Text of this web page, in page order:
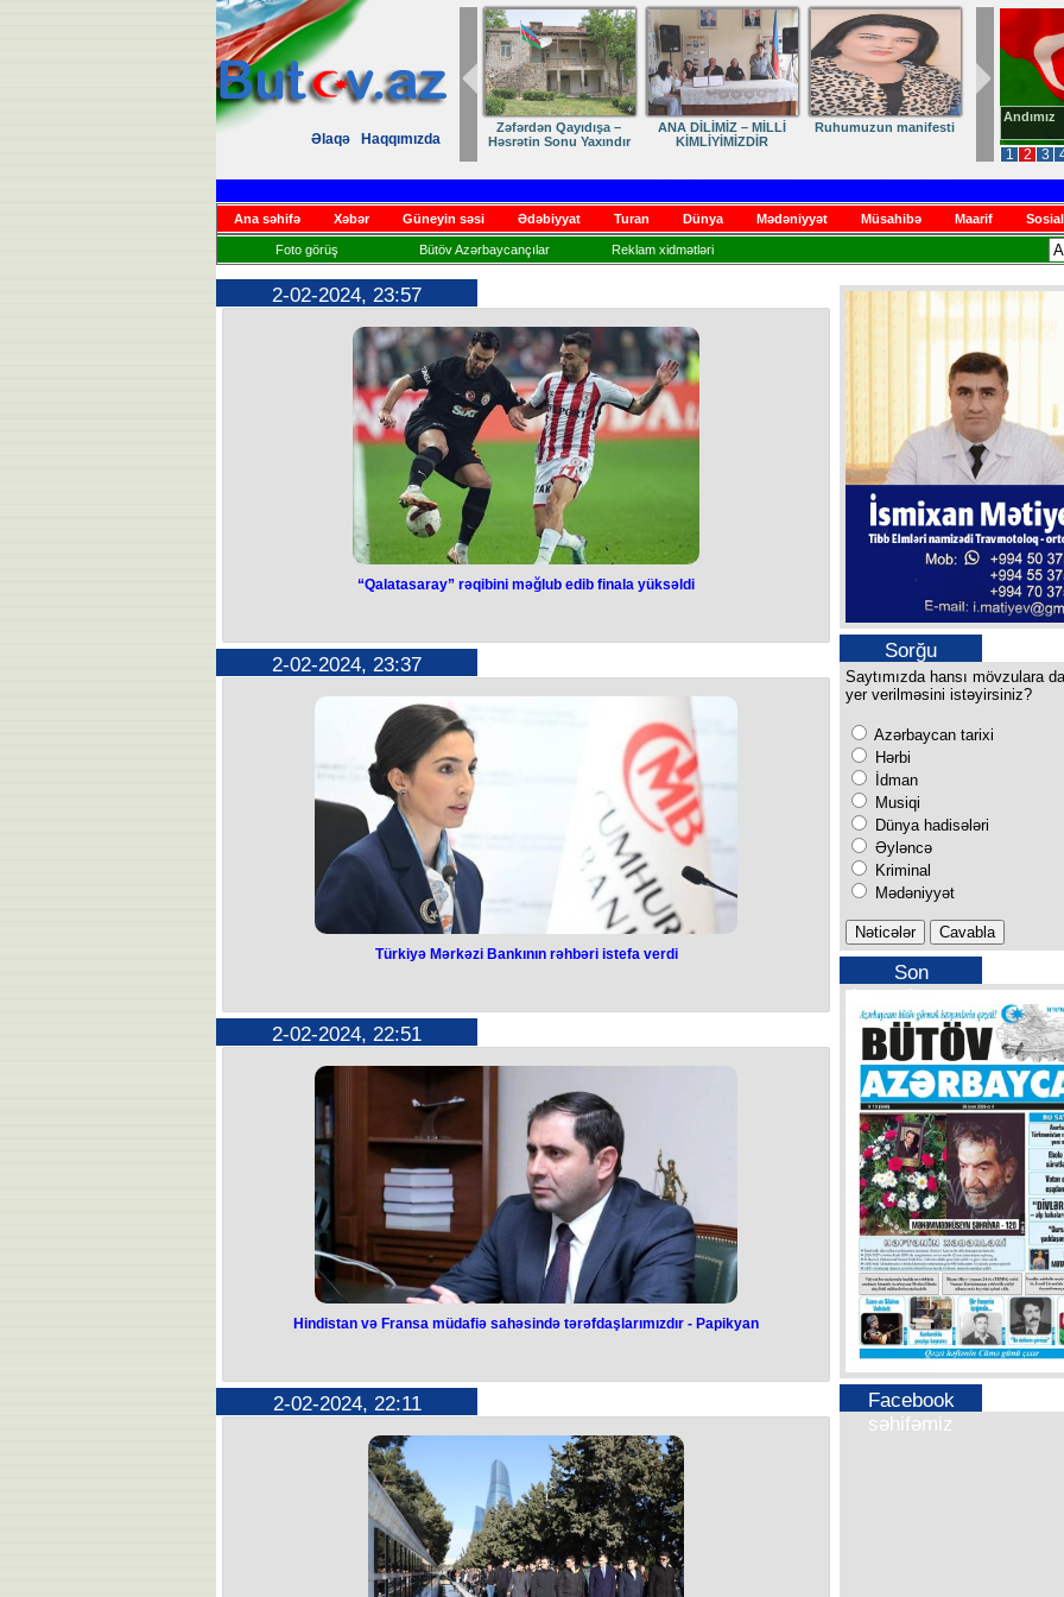
Əlaqə
Haqqımızda
1 2 3
Andımız
Zəfərdən Qayıdışa –
Həsrətin Sonu Yaxındır
ANA DİLİMİZ – MİLLİ
KİMLİYİMİZDİR
Ruhumuzun manifesti
Ana səhifə Xəbər Güneyin səsi Ədəbiyyat Turan Dünya Mədəniyyət Müsahibə Maarif
Foto görüş Bütöv Azərbaycançılar Reklam xidmətləri
2-02-2024, 23:57
edib finala yüksəldi
İlk oyun günündə üç qarşılaşma baş tutub.
Çempionluq mübarizəsi aparan "Qalatasaray" səfərdə "Samsunspor"la
üz-üzə gəlib. Görüş qonaqların 2:0 hesablı qələbəsi ilə yekunlaşıb.
İstanbul nəhənginin heyətində 5-ci dəqiqədə Viktor Nelson hesabı açıb.
Barış Yılmaz 11-ci dəqiqədə matçın yekun nəticəsini müəyyənləşdirib.
Günün digər görüşlərində "Hatayspor" "Fatih Karagümrük"ə 3:1 hesabı ilə
qalib gəlib. "Ankaragücü" - "Sivasspor" matçındə isə qapılara qol
Bu nəticələrdən sonra "Qalatasaray" hazırda 63 xalla liderliyə yüksəlib.
Bir oyun az oynayan "Fənərbağça" 60 xalla 2-ci, 37 xalı olan
"Trabzonspor" 3-cüdür. "Beşiktaş" isə 36 xalla dördüncü pillədə
“Qalatasaray” rəqibini məğlub edib finala yüksəldi
2-02-2024, 23:37
istefa verdi
Bu barədə TRT kanalı məlumat yayıb.
O qeyd edib ki, hazırda iqtisadi proqramımız öz bəhrəsini verməyə
başlayıb.
"Müsbət irəliləyişlərə baxmayaraq, son vaxtlar nüfuzuma qarşı böyük
kampaniya keçirilib. Bunun ailəmə və yaş yarımlıq övladıma təsir
etməməsi üçün Prezidentdən vəzifəyə təyin olunduğum ilk gündən
şərəflə yerinə yetirdiyim vəzifələrimdən azad etməyi xahiş etdim”, - o
bildirib.
Türkiyə Mərkəzi Bankının rəhbəri istefa verdi
2-02-2024, 22:51
sahəsində tərəfdaşlarımızdır -
Papikyan
Hindistan və Fransa Ermənistanın müdafiə sektorunda əsas
tərəfdaşlarına çevrilib.
Bunu Ermənistanın İctimai Televiziyasına müsahibəsində ölkənin müdafiə
naziri Suren Papikyan bildirib.
"Silah əldə edilməsinin şaxələndirilməsi prosesində biz yeni tərəfdaşlar
əldə etdik və bir çox supergüclərlə əlaqələr qurduq. Xüsusilə, Hindistan
və Fransa müdafiə sahəsində bizim fruib tərəfdaşlarımıza çevrildilər", -
Papikyan deyib.
Hindistan və Fransa müdafiə sahəsində tərəfdaşlarımızdır - Papikyan
2-02-2024, 22:11
Sorğu
Saytımızda hansı mövzulara
yer verilməsini istəyirsiniz?
Azərbaycan tarixi
Hərbi
İdman
Musiqi
Dünya hadisələri
Əyləncə
Kriminal
Mədəniyyət
Son
buraxılışımız
Facebook
səhifəmiz